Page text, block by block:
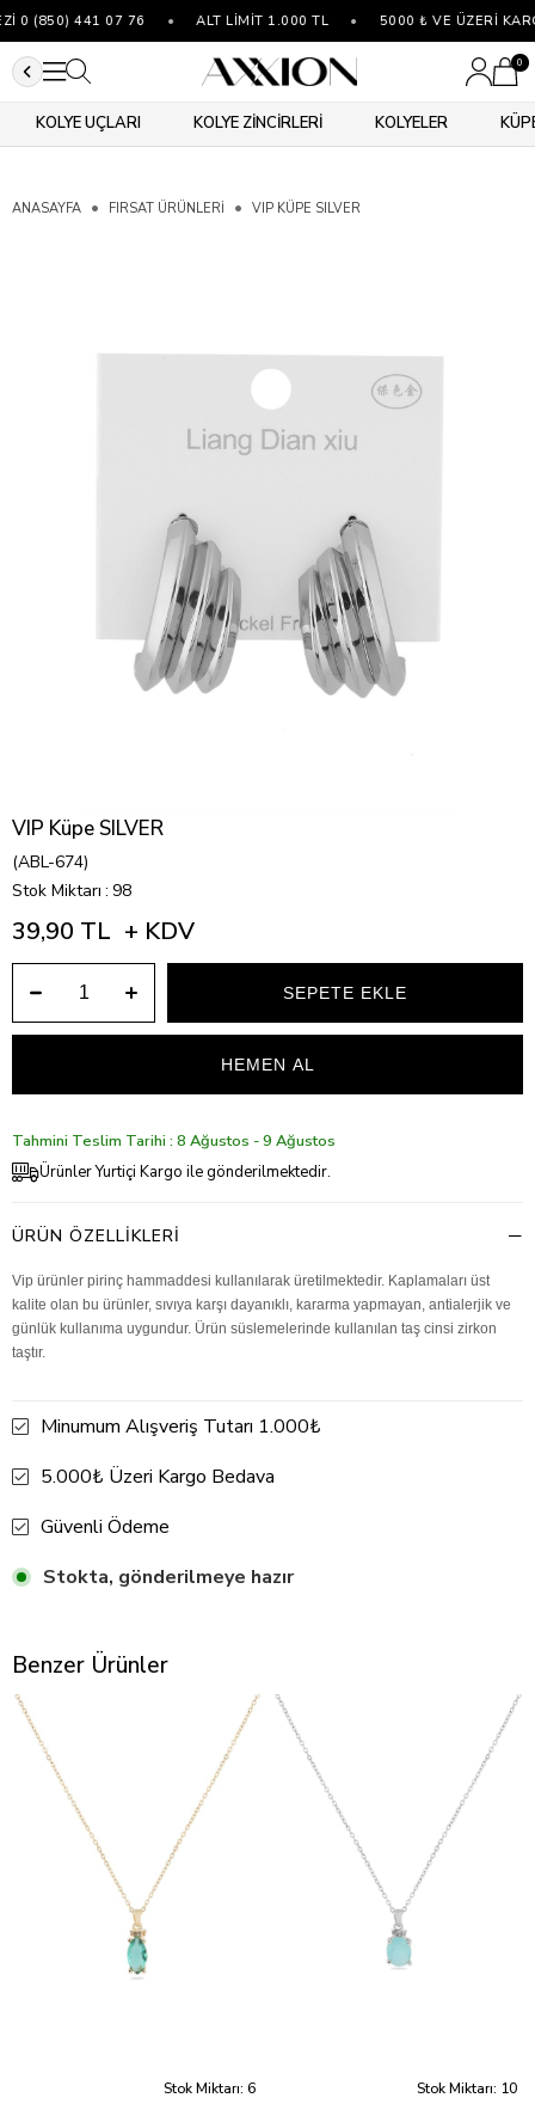
0 (850) 441 07 76 ALT LİMİT 1.000 TL 5000 ₺ VE ÜZERİ
0
KOLYE UÇLARI KOLYE ZİNCİRLERİ KOLYELER
ANASAYFA FIRSAT ÜRÜNLERİ VIP KÜPE SILVER
VIP Küpe SILVER
(ABL-674)
Stok Miktarı : 98
39,90 TL + KDV
Tahmini Teslim Tarihi : 8 Ağustos - 9 Ağustos
Ürünler Yurtiçi Kargo ile gönderilmektedir.
ÜRÜN ÖZELLIKLERI
Vip ürünler pirinç hammaddesi kullanılarak üretilmektedir. Kaplamaları üst
kalite olan bu ürünler, sıvıya karşı dayanıklı, kararma yapmayan, antialerjik ve
günlük kullanıma uygundur. Ürün süslemelerinde kullanılan taş cinsi zirkon
taştır.
Minumum Alışveriş Tutarı 1.000₺
5.000₺ Üzeri Kargo Bedava
Güvenli Ödeme
Stokta, gönderilmeye hazır
Benzer Ürünler
Stok Miktarı: 6 Stok Miktarı: 10